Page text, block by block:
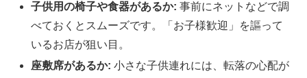
子供用の椅子や食器があるか: 事前にネットなどで調
べておくとスムーズです。「お子様歓迎」を謳って
いるお店が狙い目。
座敷席があるか: 小さな子供連れには、転落の心配が